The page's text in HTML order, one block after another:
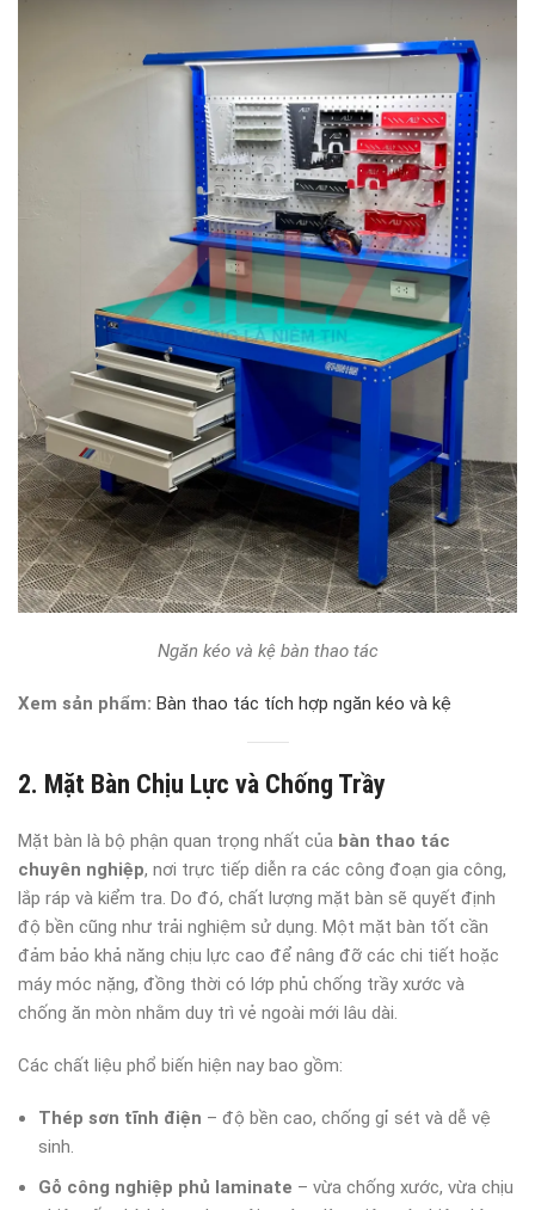
Ngăn kéo và kệ bàn thao tác
Xem sản phẩm: Bàn thao tác tích hợp ngăn kéo và kệ
2. Mặt Bàn Chịu Lực và Chống Trầy
Mặt bàn là bộ phận quan trọng nhất của bàn thao tác
chuyên nghiệp, nơi trực tiếp diễn ra các công đoạn gia công,
lắp ráp và kiểm tra. Do đó, chất lượng mặt bàn sẽ quyết định
độ bền cũng như trải nghiệm sử dụng. Một mặt bàn tốt cần
đảm bảo khả năng chịu lực cao để nâng đỡ các chi tiết hoặc
máy móc nặng, đồng thời có lớp phủ chống trầy xước và
chống ăn mòn nhằm duy trì vẻ ngoài mới lâu dài.
Các chất liệu phổ biến hiện nay bao gồm:
Thép sơn tĩnh điện – độ bền cao, chống gỉ sét và dễ vệ
sinh.
Gỗ công nghiệp phủ laminate – vừa chống xước, vừa chịu